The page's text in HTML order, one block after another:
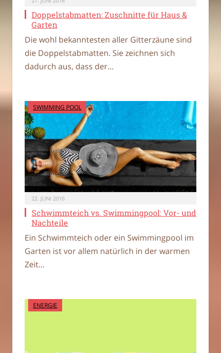
Doppelstabmatten: Zuschnitte für Haus &
Garten
Die wohl bekanntesten aller Gitterzäune sind
die Doppelstabmatten. Sie zeichnen sich
dadurch aus, dass der…
SWIMMING POOL
22. JUNI 2016
Schwimmteich vs. Swimmingpool: Vor- und
Nachteile
Ein Schwimmteich oder ein Swimmingpool im
Garten ist vor allem natürlich in der warmen
Zeit…
ENERGIE